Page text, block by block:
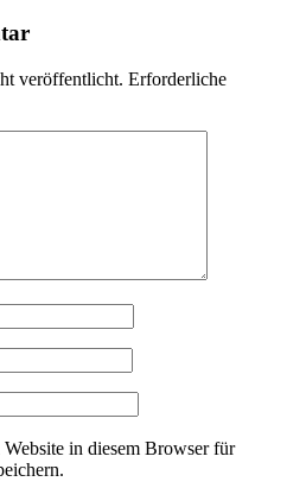
veröffentlicht. Erforderliche
in diesem Browser für